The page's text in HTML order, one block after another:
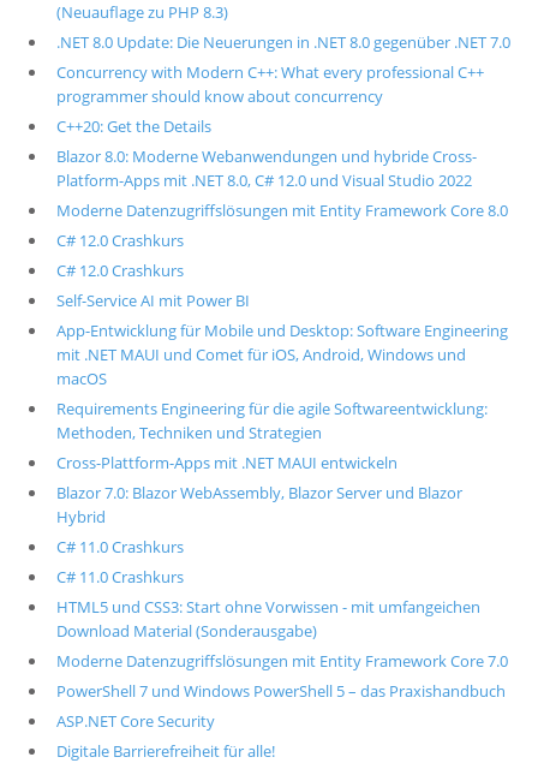
(Neuauflage zu PHP 8.3)
.NET 8.0 Update: Die Neuerungen in .NET 8.0 gegenüber .NET 7.0
Concurrency with Modern C++: What every professional C++
programmer should know about concurrency
C++20: Get the Details
Blazor 8.0: Moderne Webanwendungen und hybride Cross-
Platform-Apps mit .NET 8.0, C# 12.0 und Visual Studio 2022
Moderne Datenzugriffslösungen mit Entity Framework Core 8.0
C# 12.0 Crashkurs
C# 12.0 Crashkurs
Self-Service AI mit Power BI
App-Entwicklung für Mobile und Desktop: Software Engineering
mit .NET MAUI und Comet für iOS, Android, Windows und
macOS
Requirements Engineering für die agile Softwareentwicklung:
Methoden, Techniken und Strategien
Cross-Plattform-Apps mit .NET MAUI entwickeln
Blazor 7.0: Blazor WebAssembly, Blazor Server und Blazor
Hybrid
C# 11.0 Crashkurs
C# 11.0 Crashkurs
HTML5 und CSS3: Start ohne Vorwissen - mit umfangeichen
Download Material (Sonderausgabe)
Moderne Datenzugriffslösungen mit Entity Framework Core 7.0
PowerShell 7 und Windows PowerShell 5 – das Praxishandbuch
ASP.NET Core Security
Digitale Barrierefreiheit für alle!